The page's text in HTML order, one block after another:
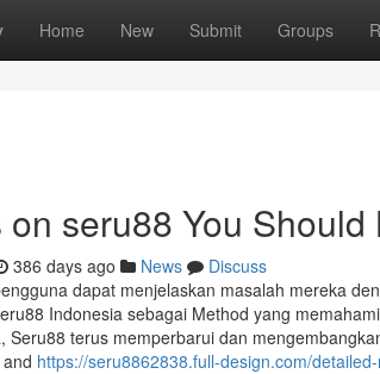
Home New Submit Groups
on seru88 You Should
386 days ago News
Discuss
dapat menjelaskan masalah mereka
Indonesia sebagai Method yang
Seru88 terus memperbarui dan
https://seru8862838.full-design.com/